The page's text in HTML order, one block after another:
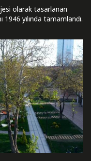
olarak tasarlanan
1946 yılında tamamlandı.